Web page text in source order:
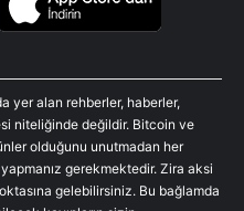
yer alan rehberler, haberler,
niteliğinde değildir. Bitcoin ve
olduğunu unutmadan her
yapmanız gerekmektedir. Zira aksi
gelebilirsiniz. Bu bağlamda